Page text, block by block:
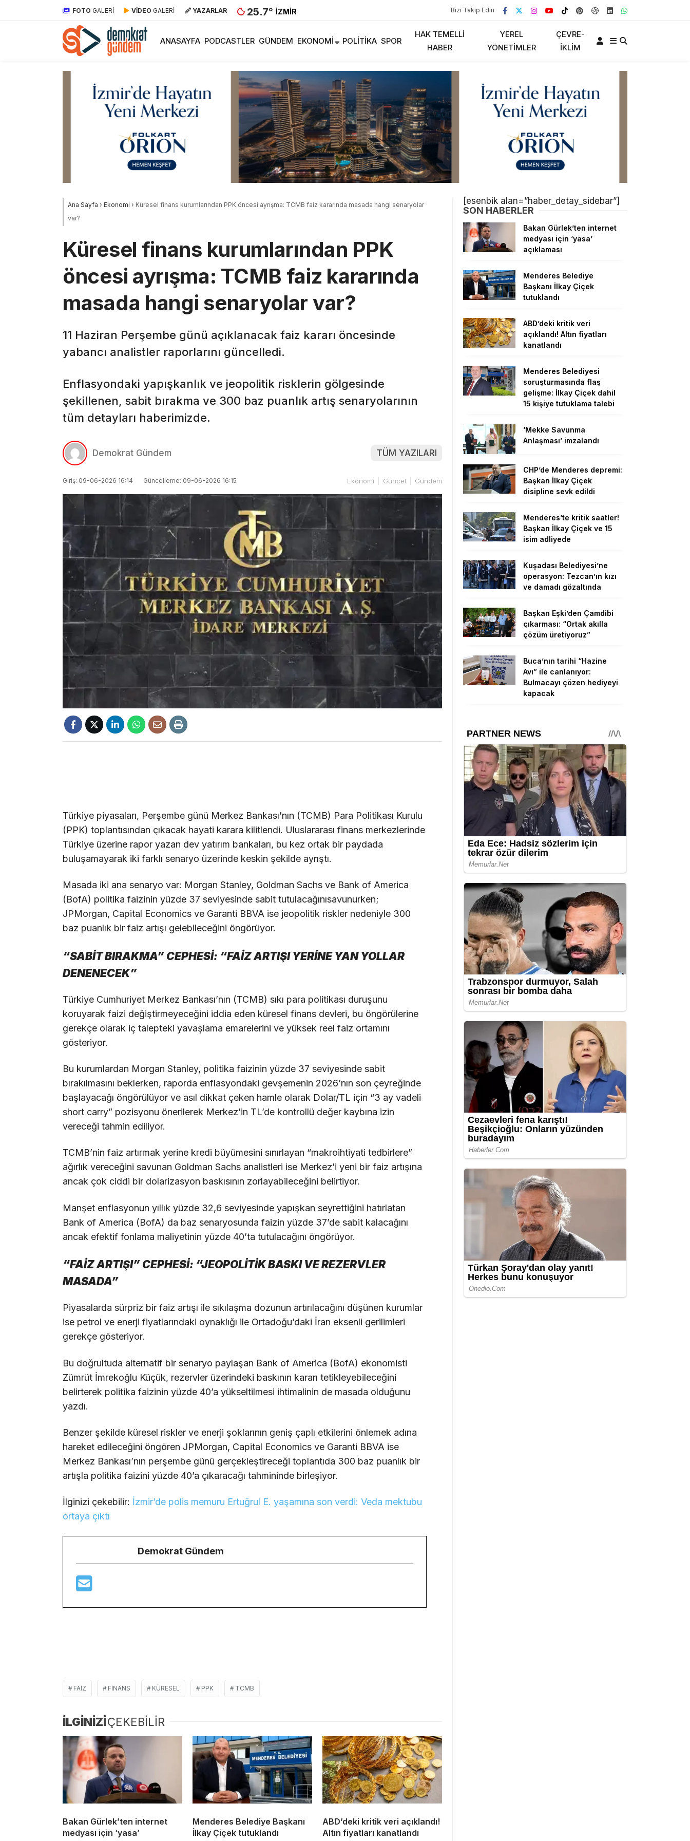
FOTO GALERİ VİDEO GALERİ YAZARLAR 25.7° İZMIR Bizi Takip Edin
ANASAYFA PODCASTLER GÜNDEM EKONOMI POLITIKA SPOR
HAK TEMELLI
HABER
YEREL
YÖNETIMLER
ÇEVRE-
İKLIM
Ana Sayfa › Ekonomi › Küresel finans kurumlarından PPK öncesi ayrışma: TCMB faiz kararında masada hangi senaryolar
var?
Küresel finans kurumlarından PPK
öncesi ayrışma: TCMB faiz kararında
masada hangi senaryolar var?
11 Haziran Perşembe günü açıklanacak faiz kararı öncesinde
yabancı analistler raporlarını güncelledi.
Enflasyondaki yapışkanlık ve jeopolitik risklerin gölgesinde
şekillenen, sabit bırakma ve 300 baz puanlık artış senaryolarının
tüm detayları haberimizde.
Demokrat Gündem TÜM YAZILARI
Giriş: 09-06-2026 16:14 Güncelleme: 09-06-2026 16:15 Ekonomi Güncel Gündem
Türkiye piyasaları, Perşembe günü Merkez Bankası’nın (TCMB) Para Politikası Kurulu
(PPK) toplantısından çıkacak hayati karara kilitlendi. Uluslararası finans merkezlerinde
Türkiye üzerine rapor yazan dev yatırım bankaları, bu kez ortak bir paydada
buluşamayarak iki farklı senaryo üzerinde keskin şekilde ayrıştı.
Masada iki ana senaryo var: Morgan Stanley, Goldman Sachs ve Bank of America
(BofA) politika faizinin yüzde 37 seviyesinde sabit tutulacağınısavunurken;
JPMorgan, Capital Economics ve Garanti BBVA ise jeopolitik riskler nedeniyle 300
baz puanlık bir faiz artışı gelebileceğini öngörüyor.
“SABİT BIRAKMA” CEPHESİ: “FAİZ ARTIŞI YERİNE YAN YOLLAR
DENENECEK”
Türkiye Cumhuriyet Merkez Bankası’nın (TCMB) sıkı para politikası duruşunu
koruyarak faizi değiştirmeyeceğini iddia eden küresel finans devleri, bu öngörülerine
gerekçe olarak iç talepteki yavaşlama emarelerini ve yüksek reel faiz ortamını
gösteriyor.
Bu kurumlardan Morgan Stanley, politika faizinin yüzde 37 seviyesinde sabit
bırakılmasını beklerken, raporda enflasyondaki gevşemenin 2026’nın son çeyreğinde
başlayacağı öngörülüyor ve asıl dikkat çeken hamle olarak Dolar/TL için “3 ay vadeli
short carry” pozisyonu önerilerek Merkez’in TL’de kontrollü değer kaybına izin
vereceği tahmin ediliyor.
TCMB’nin faiz artırmak yerine kredi büyümesini sınırlayan “makroihtiyati tedbirlere”
ağırlık vereceğini savunan Goldman Sachs analistleri ise Merkez’i yeni bir faiz artışına
ancak çok ciddi bir dolarizasyon baskısının zorlayabileceğini belirtiyor.
Manşet enflasyonun yıllık yüzde 32,6 seviyesinde yapışkan seyrettiğini hatırlatan
Bank of America (BofA) da baz senaryosunda faizin yüzde 37’de sabit kalacağını
ancak efektif fonlama maliyetinin yüzde 40’ta tutulacağını öngörüyor.
“FAİZ ARTIŞI” CEPHESİ: “JEOPOLİTİK BASKI VE REZERVLER
MASADA”
Piyasalarda sürpriz bir faiz artışı ile sıkılaşma dozunun artırılacağını düşünen kurumlar
ise petrol ve enerji fiyatlarındaki oynaklığı ile Ortadoğu’daki İran eksenli gerilimleri
gerekçe gösteriyor.
Bu doğrultuda alternatif bir senaryo paylaşan Bank of America (BofA) ekonomisti
Zümrüt İmrekoğlu Küçük, rezervler üzerindeki baskının kararı tetikleyebileceğini
belirterek politika faizinin yüzde 40’a yükseltilmesi ihtimalinin de masada olduğunu
yazdı.
Benzer şekilde küresel riskler ve enerji şoklarının geniş çaplı etkilerini önlemek adına
hareket edileceğini öngören JPMorgan, Capital Economics ve Garanti BBVA ise
Merkez Bankası’nın perşembe günü gerçekleştireceği toplantıda 300 baz puanlık bir
artışla politika faizini yüzde 40’a çıkaracağı tahmininde birleşiyor.
İlginizi çekebilir: İzmir’de polis memuru Ertuğrul E. yaşamına son verdi: Veda mektubu
ortaya çıktı
Demokrat Gündem
FAIZ FINANS KÜRESEL PPK TCMB
İLGİNİZİÇEKEBİLİR
Bakan Gürlek’ten internet
medyası için ‘yasa’
Menderes Belediye Başkanı
İlkay Çiçek tutuklandı
ABD’deki kritik veri açıklandı!
Altın fiyatları kanatlandı
[esenbik alan=”haber_detay_sidebar”]
SON HABERLER
Bakan Gürlek’ten internet
medyası için ‘yasa’
açıklaması
Menderes Belediye
Başkanı İlkay Çiçek
tutuklandı
ABD’deki kritik veri
açıklandı! Altın fiyatları
kanatlandı
Menderes Belediyesi
soruşturmasında flaş
gelişme: İlkay Çiçek dahil
15 kişiye tutuklama talebi
‘Mekke Savunma
Anlaşması’ imzalandı
CHP’de Menderes depremi:
Başkan İlkay Çiçek
disipline sevk edildi
Menderes’te kritik saatler!
Başkan İlkay Çiçek ve 15
isim adliyede
Kuşadası Belediyesi’ne
operasyon: Tezcan’ın kızı
ve damadı gözaltında
Başkan Eşki’den Çamdibi
çıkarması: “Ortak akılla
çözüm üretiyoruz”
Buca’nın tarihi “Hazine
Avı” ile canlanıyor:
Bulmacayı çözen hediyeyi
kapacak